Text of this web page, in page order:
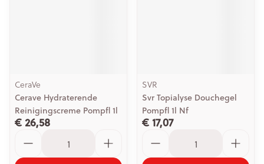
CeraVe
Cerave Hydraterende
Reinigingscreme Pompfl 1l
€ 26,58
SVR
Svr Topialyse Douchegel
Pompfl 1l Nf
€ 17,07